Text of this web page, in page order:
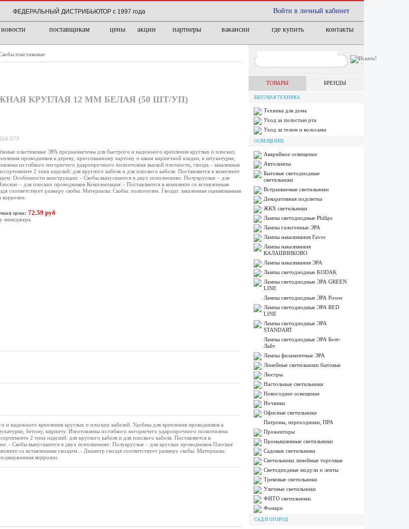
Войти в личный кабинет
ФЕДЕРАЛЬНЫЙ ДИСТРИБЬЮТОР с 1997 года
новости поставщикам цены акции партнеры вакансии где купить контакты
пластиковые
КРУГЛАЯ 12 ММ БЕЛАЯ (50 ШТ/УП)
573
пластиковые ЭРА предназначены для быстрого и надежного крепления круглых и плоских
проводников к дереву, прессованному картону и швам кирпичной кладки, к штукатурке,
из гибкого негорючего ударопрочного полиэтилена выской плотности, гвоздь - закаленная
2 типа изделий: для круглого кабеля и для плоского кабеля. Поставляется в комплекте
Особенности конструкции: - Скобы выпускаются в двух исполнениях: Полукруглые – для
– для плоских проводников Комплектация: - Поставляются в комплекте со вставленным
соответствует размеру скобы. Материалы: Скобы: полиэтилен. Гвозди: закаленная оцинкованная
коррозии.
цена: 72.59 руб
менеджера
надежного крепления круглых и плоских кабелей. Удобны для крепления проводников к
бетону, кирпичу. Изготовлены из гибкого негорючего ударопрочного полиэтилена
2 типа изделий: для круглого кабеля и для плоского кабеля. Поставляется в
- Скобы выпускаются в двух исполнениях: Полукруглые – для круглых проводников Плоские
со вставленным гвоздем. - Диаметр гвоздя соответствует размеру скобы. Материалы:
коррозии.
ТОВАРЫ БРЕНДЫ
БЫТОВАЯ ТЕХНИКА
Техника для дома
Уход за полостью рта
Уход за телом и волосами
ОСВЕЩЕНИЕ
Аварийное освещение
Автолампы
Бытовые светодиодные
светильники
Встраиваемые светильники
Декоративная подсветка
ЖКХ светильники
Лампы cветодиодные Philips
Лампы галогенные ЭРА
Лампы накаливания Favor
Лампы накаливания
КАЛАШНИКОВО
Лампы накаливания ЭРА
Лампы светодиодные KODAK
Лампы светодиодные ЭРА GREEN
LINE
Лампы светодиодные ЭРА Power
Лампы светодиодные ЭРА RED
LINE
Лампы светодиодные ЭРА
STANDART
Лампы светодиодные ЭРА Белт-
Лайт
Лампы филаментные ЭРА
Линейные светильники бытовые
Люстры
Настольные светильники
Новогоднее освещение
Ночники
Офисные светильники
Патроны, переходники, ПРА
Прожекторы
Промышленные светильники
Садовые светильники
Светильники линейные торговые
Светодиодные модули и ленты
Трековые светильники
Уличные светильники
ФИТО светильники
Фонари
САД И ОГОРОД